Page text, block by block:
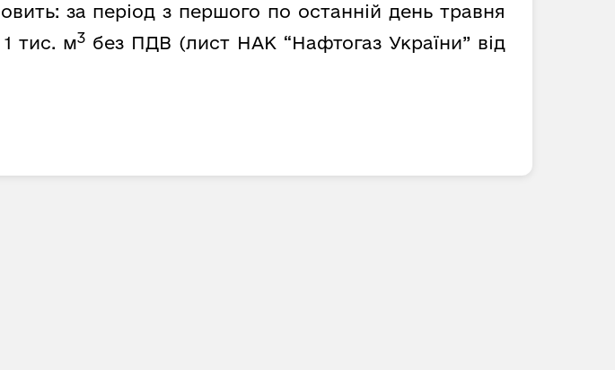
за період з першого по останній день травня
1 тис. м3без ПДВ (лист НАК “Нафтогаз України” від